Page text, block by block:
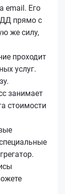
email. Его
прямо с
же силу,
проходит
услуг.
занимает
стоимости